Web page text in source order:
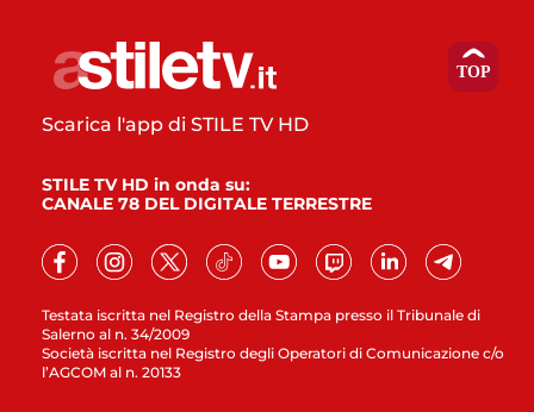
Testata iscritta nel Registro della Stampa presso il Tribunale di
Salerno al n. 34/2009
Società iscritta nel Registro degli Operatori di Comunicazione c/o
l’AGCOM al n. 20133
Scarica l'app di STILE TV HD
STILE TV HD in onda su:
CANALE 78 DEL DIGITALE TERRESTRE